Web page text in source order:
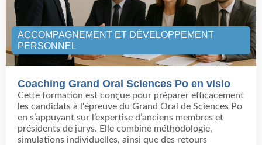
ACCOMPAGNEMENT ET DÉVELOPPEMENT
PERSONNEL
Coaching Grand Oral Sciences Po en visio
Cette formation est conçue pour préparer efficacement
les candidats à l'épreuve du Grand Oral de Sciences Po
en s’appuyant sur l’expertise d’anciens membres et
présidents de jurys. Elle combine méthodologie,
simulations individuelles, ainsi que des retours